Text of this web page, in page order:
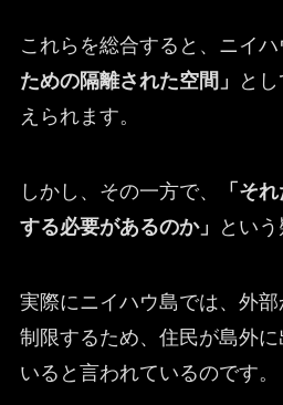
これらを総合すると、ニイハ
ための隔離された空間」
と
えられます。
しかし、その一方で、
「そ
する必要があるのか」
という
実際にニイハウ島では、外
制限するため、住民が島外
いると言われているのです。